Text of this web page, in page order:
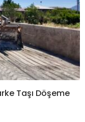
Taşı Döşeme